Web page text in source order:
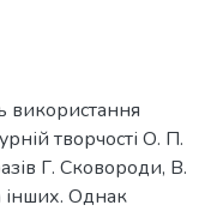
використання
творчості О. П.
Г. Сковороди, В.
інших. Однак